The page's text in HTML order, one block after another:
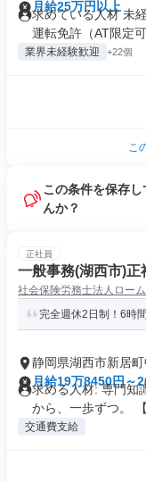
月給25万円以上
求めている人材 未
運転免許（AT限定可
業界未経験歓迎 +22個
こ
この条件を保存
んか？
正社員
一般事務(湖西市)
社会保険労務士法人ローム
完全週休2日制！6時
静岡県湖西市新居
月給19万8450円～
求める人材: 専門知
から、一歩ずつ。 【
交通費支給